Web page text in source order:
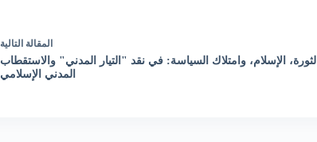
المقالة التالية
الثورة، الإسلام، وامتلاك السياسة: في نقد "التيار المدني" والاستقطاب
المدني الإسلامي